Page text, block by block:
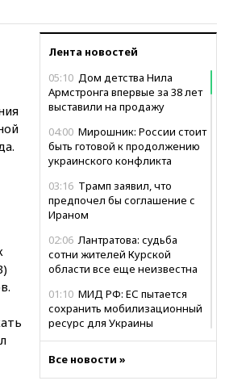
Лента новостей
05:10 Дом детства Нила
Армстронга впервые за 38 лет
выставили на продажу
04:00 Мирошник: России стоит
быть готовой к продолжению
украинского конфликта
03:16 Трамп заявил, что
предпочел бы соглашение с
Ираном
02:06 Лантратова: судьба
сотни жителей Курской
области все еще неизвестна
01:10 МИД РФ: ЕС пытается
сохранить мобилизационный
ресурс для Украины
Бэтмена» показала лицо
после последней операции
Все новости »